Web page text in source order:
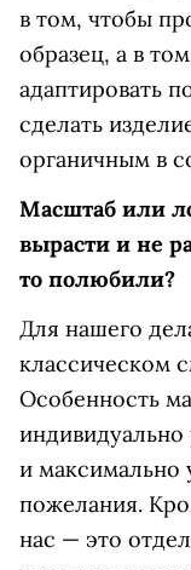
в том, чтобы
образец, а в
адаптировать
сделать
органичным в
Масштаб или
вырасти и не
то полюбили?
Для нашего
классическом
Особенность
и максимально
пожелания.
нас — это